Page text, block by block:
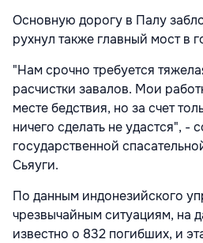
Основную дорогу в Палу
рухнул также главный мост в
"Нам срочно требуется
расчистки завалов. Мои
месте бедствия, но за счет
ничего сделать не удастся", -
государственной
Сьяуги.
По данным индонезийского
чрезвычайным ситуациям, на
известно о 832 погибших, и